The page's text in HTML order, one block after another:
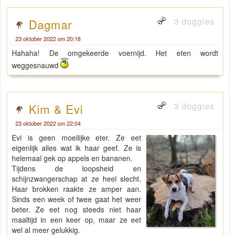
Dagmar 3 doggies
23 oktober 2022 om 20:18
Hahaha! De omgekeerde voernijd. Het eten wordt
weggesnauwd
Kim & Evi 3 doggies
23 oktober 2022 om 22:04
Evi is geen moeilijke eter. Ze eet
eigenlijk alles wat ik haar geef. Ze is
helemaal gek op appels en bananen.
Tijdens de loopsheid en
schijnzwangerschap at ze heel slecht.
Haar brokken raakte ze amper aan.
Sinds een week of twee gaat het weer
beter. Ze eet nog steeds niet haar
maaltijd in een keer op, maar ze eet
wel al meer gelukkig.